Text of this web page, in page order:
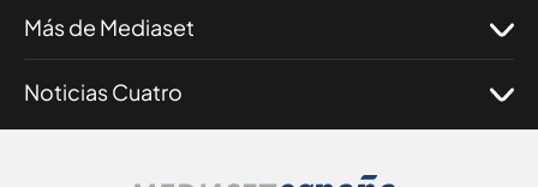
Más de Mediaset
Noticias Cuatro